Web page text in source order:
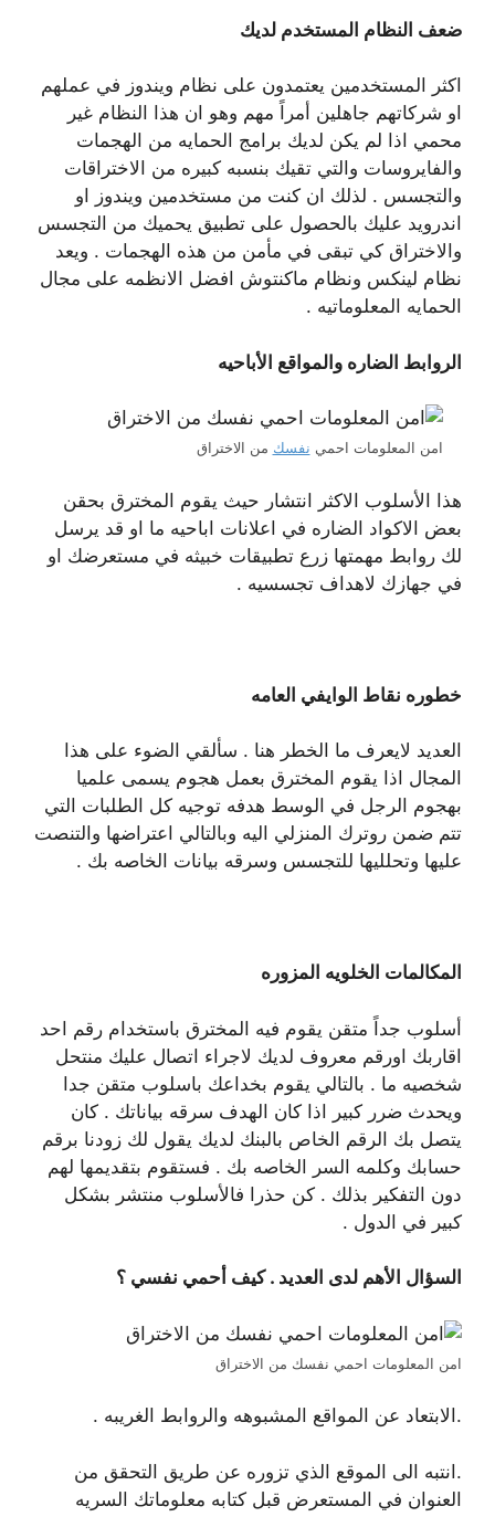
ضعف النظام المستخدم لديك
اكثر المستخدمين يعتمدون على نظام ويندوز في عملهم
او شركاتهم جاهلين أمراً مهم وهو ان هذا النظام غير
محمي اذا لم يكن لديك برامج الحمايه من الهجمات
والفايروسات والتي تقيك بنسبه كبيره من الاختراقات
والتجسس . لذلك ان كنت من مستخدمين ويندوز او
اندرويد عليك بالحصول على تطبيق يحميك من التجسس
والاختراق كي تبقى في مأمن من هذه الهجمات . ويعد
نظام لينكس ونظام ماكنتوش افضل الانظمه على مجال
الحمايه المعلوماتيه .
الروابط الضاره والمواقع الأباحيه
امن المعلومات احمي نفسك من الاختراق
هذا الأسلوب الاكثر انتشار حيث يقوم المخترق بحقن
بعض الاكواد الضاره في اعلانات اباحيه ما او قد يرسل
لك روابط مهمتها زرع تطبيقات خبيثه في مستعرضك او
في جهازك لاهداف تجسسيه .
خطوره نقاط الوايفي العامه
العديد لايعرف ما الخطر هنا . سألقي الضوء على هذا
المجال اذا يقوم المخترق بعمل هجوم يسمى علميا
بهجوم الرجل في الوسط هدفه توجيه كل الطلبات التي
تتم ضمن روترك المنزلي اليه وبالتالي اعتراضها والتنصت
عليها وتحلليها للتجسس وسرقه بيانات الخاصه بك .
المكالمات الخلويه المزوره
أسلوب جداً متقن يقوم فيه المخترق باستخدام رقم احد
اقاربك اورقم معروف لديك لاجراء اتصال عليك منتحل
شخصيه ما . بالتالي يقوم بخداعك باسلوب متقن جدا
ويحدث ضرر كبير اذا كان الهدف سرقه بياناتك . كان
يتصل بك الرقم الخاص بالبنك لديك يقول لك زودنا برقم
حسابك وكلمه السر الخاصه بك . فستقوم بتقديمها لهم
دون التفكير بذلك . كن حذرا فالأسلوب منتشر بشكل
كبير في الدول .
السؤال الأهم لدى العديد . كيف أحمي نفسي ؟
امن المعلومات احمي نفسك من الاختراق
.الابتعاد عن المواقع المشبوهه والروابط الغريبه .
.انتبه الى الموقع الذي تزوره عن طريق التحقق من
العنوان في المستعرض قبل كتابه معلوماتك السريه